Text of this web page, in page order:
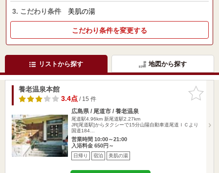
3. こだわり条件 美肌の湯
こだわり条件を変更する
リストから探す 地図から探す
お気に入
りに追加
養老温泉本館
3.4点/ 15 件
広島県 / 尾道市 / 養老温泉
尾道駅4.96km 新尾道駅2.27km
JR[尾道駅]からタクシーで15分山陽自動車道尾道ＩＣより
国道184…
営業時間 10:00～21:00
入浴料金 650円～
日帰り 宿泊 美肌の湯